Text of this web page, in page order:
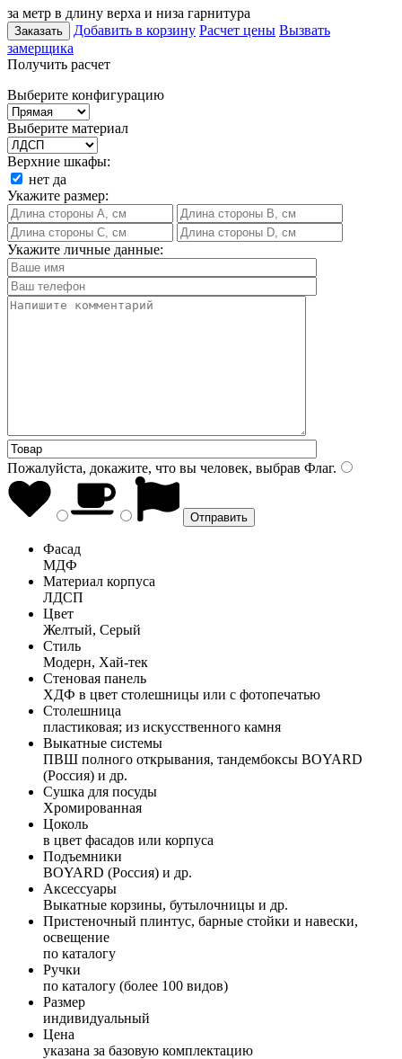
за метр в длину верха и низа гарнитура
Заказать Добавить в корзину Расчет цены Вызвать
замерщика
Получить расчет
Выберите конфигурацию
Выберите материал
Верхние шкафы:
нет да
Укажите размер:
Укажите личные данные:
Пожалуйста, докажите, что вы человек, выбрав Флаг.
Фасад
МДФ
Материал корпуса
ЛДСП
Цвет
Желтый, Серый
Стиль
Модерн, Хай-тек
Стеновая панель
ХДФ в цвет столешницы или с фотопечатью
Столешница
пластиковая; из искусственного камня
Выкатные системы
ПВШ полного открывания, тандембоксы BOYARD
(Россия) и др.
Сушка для посуды
Хромированная
Цоколь
в цвет фасадов или корпуса
Подъемники
BOYARD (Россия) и др.
Аксессуары
Выкатные корзины, бутылочницы и др.
Пристеночный плинтус, барные стойки и навески,
освещение
по каталогу
Ручки
по каталогу (более 100 видов)
Размер
индивидуальный
Цена
указана за базовую комплектацию